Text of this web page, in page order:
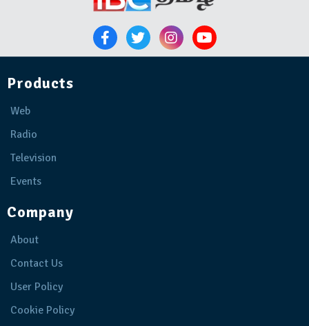
Products
Web
Radio
Television
Events
Company
About
Contact Us
User Policy
Cookie Policy